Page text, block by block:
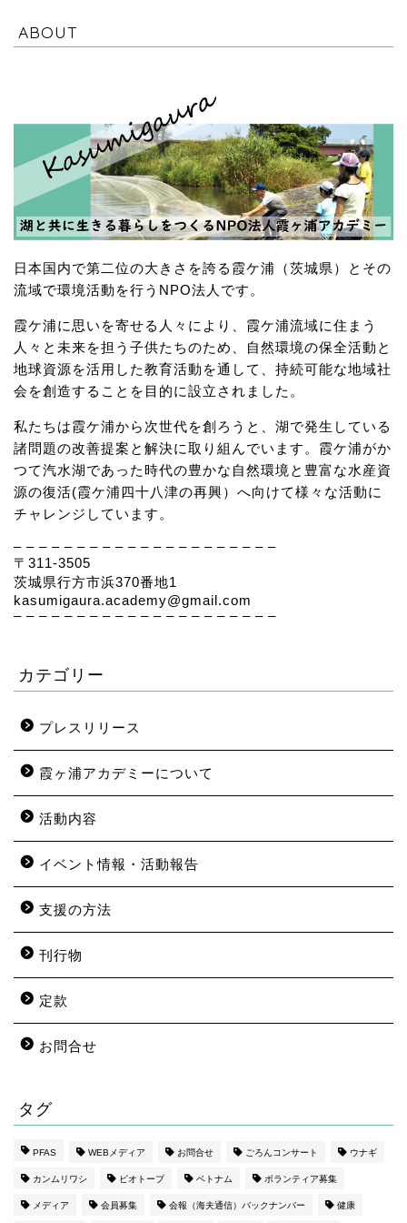
ABOUT
日本国内で第二位の大きさを誇る霞ケ浦（茨城県）とその
流域で環境活動を行うNPO法人です。
霞ケ浦に思いを寄せる人々により、霞ケ浦流域に住まう
人々と未来を担う子供たちのため、自然環境の保全活動と
地球資源を活用した教育活動を通して、持続可能な地域社
会を創造することを目的に設立されました。
私たちは霞ケ浦から次世代を創ろうと、湖で発生している
諸問題の改善提案と解決に取り組んでいます。霞ケ浦がか
つて汽水湖であった時代の豊かな自然環境と豊富な水産資
源の復活(霞ケ浦四十八津の再興）へ向けて様々な活動に
チャレンジしています。
– – – – – – – – – – – – – – – – – – – – –
〒311-3505
茨城県行方市浜370番地1
kasumigaura.academy@gmail.com
– – – – – – – – – – – – – – – – – – – – –
カテゴリー
プレスリリース
霞ヶ浦アカデミーについて
活動内容
イベント情報・活動報告
支援の方法
刊行物
定款
お問合せ
タグ
PFAS WEBメディア お問合せ ごろんコンサート ウナギ
カンムリワシ ビオトープ ベトナム ボランティア募集
メディア 会員募集 会報（海夫通信）バックナンバー 健康